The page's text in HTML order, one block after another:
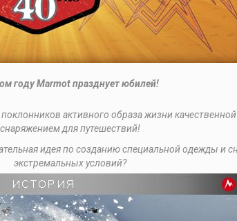
году Marmot празднует юбилей!
активного образа жизни
снаряжением для путешествий!
идея по созданию специальной одежды и
экстремальных условий?